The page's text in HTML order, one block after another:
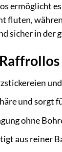
ermöglicht
fluten,
sicher in der
und sorgt
ohne
aus reiner